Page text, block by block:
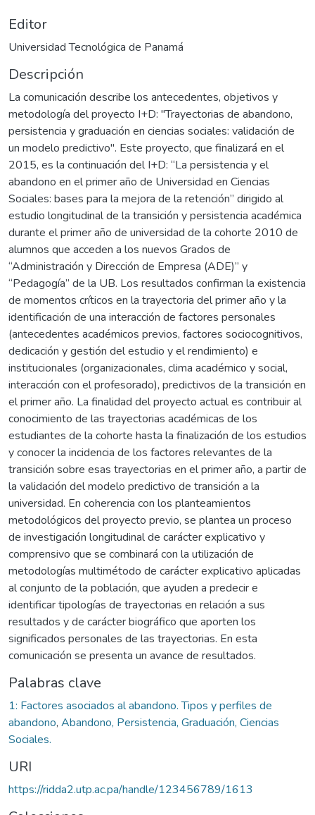
Editor
Universidad Tecnológica de Panamá
Descripción
La comunicación describe los antecedentes, objetivos y
metodología del proyecto I+D: "Trayectorias de abandono,
persistencia y graduación en ciencias sociales: validación de
un modelo predictivo". Este proyecto, que finalizará en el
2015, es la continuación del I+D: “La persistencia y el
abandono en el primer año de Universidad en Ciencias
Sociales: bases para la mejora de la retención” dirigido al
estudio longitudinal de la transición y persistencia académica
durante el primer año de universidad de la cohorte 2010 de
alumnos que acceden a los nuevos Grados de
“Administración y Dirección de Empresa (ADE)” y
“Pedagogía” de la UB. Los resultados confirman la existencia
de momentos críticos en la trayectoria del primer año y la
identificación de una interacción de factores personales
(antecedentes académicos previos, factores sociocognitivos,
dedicación y gestión del estudio y el rendimiento) e
institucionales (organizacionales, clima académico y social,
interacción con el profesorado), predictivos de la transición en
el primer año. La finalidad del proyecto actual es contribuir al
conocimiento de las trayectorias académicas de los
estudiantes de la cohorte hasta la finalización de los estudios
y conocer la incidencia de los factores relevantes de la
transición sobre esas trayectorias en el primer año, a partir de
la validación del modelo predictivo de transición a la
universidad. En coherencia con los planteamientos
metodológicos del proyecto previo, se plantea un proceso
de investigación longitudinal de carácter explicativo y
comprensivo que se combinará con la utilización de
metodologías multimétodo de carácter explicativo aplicadas
al conjunto de la población, que ayuden a predecir e
identificar tipologías de trayectorias en relación a sus
resultados y de carácter biográfico que aporten los
significados personales de las trayectorias. En esta
comunicación se presenta un avance de resultados.
Palabras clave
1: Factores asociados al abandono. Tipos y perfiles de
abandono, Abandono, Persistencia, Graduación, Ciencias
Sociales.
URI
https://ridda2.utp.ac.pa/handle/123456789/1613